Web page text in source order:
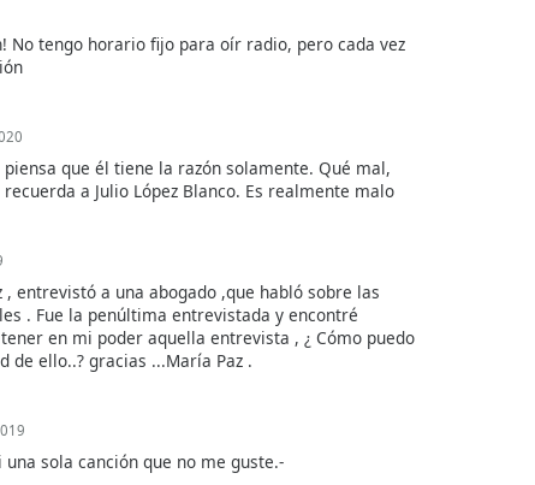
No tengo horario fijo para oír radio, pero cada vez
que él tiene la razón solamente. Qué mal,
a Julio López Blanco. Es realmente malo
entrevistó a una abogado ,que habló sobre las
. Fue la penúltima entrevistada y encontré
en mi poder aquella entrevista , ¿ Cómo puedo
de ello..? gracias ...María Paz .
sola canción que no me guste.-